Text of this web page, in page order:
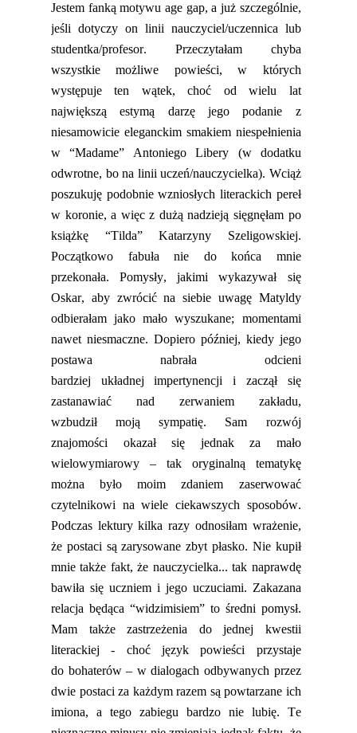
Jestem fanką motywu agegap, a już szczególnie,
jeśli dotyczy on linii nauczyciel/uczennica lub
studentka/profesor. Przeczytałam chyba
wszystkie możliwe powieści, w których
występuje ten wątek, choć od wielu lat
największą estymą darzę jego podanie z
niesamowicie eleganckim smakiem niespełnienia
w “Madame” Antoniego Libery (w dodatku
odwrotne, bo na linii uczeń/nauczycielka). Wciąż
poszukuję podobnie wzniosłych literackich pereł
w koronie, a więc z dużą nadziejąsięgnęłam po
książkę “Tilda” Katarzyny Szeligowskiej.
Początkowo fabuła nie do końca mnie
przekonała. Pomysły, jakimi wykazywał się
Oskar, aby zwrócić na siebie uwagę Matyldy
odbierałam jako mało wyszukane; momentami
nawet niesmaczne. Dopiero później, kiedy jego
postawa nabrała odcieni
bardziej układnej impertynencji i zaczął się
zastanawiać nad zerwaniem zakładu,
wzbudziłmoją sympatię. Sam rozwój
znajomości okazał się jednak za mało
wielowymiarowy – tak oryginalną tematykę
można było moim zdaniem zaserwować
czytelnikowi na wiele ciekawszych sposobów.
Podczas lektury kilkarazy odnosiłam wrażenie,
że postaci są zarysowane zbyt płasko. Nie kupił
mnie także fakt, że nauczycielka... tak naprawdę
bawiła się uczniem i jego uczuciami. Zakazana
relacja będąca “widzimisiem” to średni pomysł.
Mam także zastrzeżenia do jednej kwestii
literackiej - choć język powieści przystaje
do bohaterów– w dialogach odbywanych przez
dwie postaci za każdym razem są powtarzane ich
imiona, a tego zabiegu bardzo nie lubię. Te